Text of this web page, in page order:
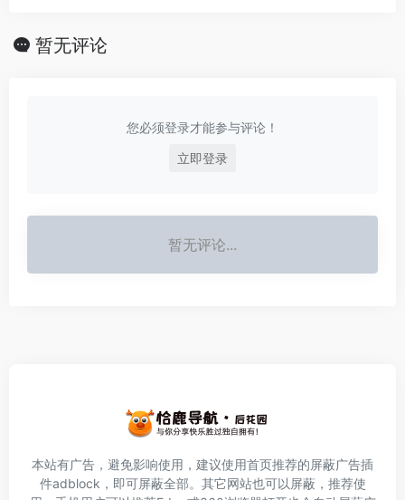
暂无评论
您必须登录才能参与评论！
立即登录
暂无评论...
本站有广告，避免影响使用，建议使用首页推荐的屏蔽广告插
件adblock ，即可屏蔽全部。其它网站也可以屏蔽，推荐使